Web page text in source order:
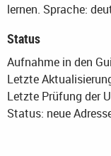
lernen. Sprache:
Status
Aufnahme in den
Letzte
Letzte Prüfung der
Status: neue